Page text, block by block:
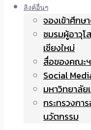
ลิงค์อื่นๆ
จองเข้าศึกษ
ชมรมผู้อาวุโ
เชียงใหม่
สื่อของคณะฯ
Social
มหาวิทยาลัย
กระทรวงกา
นวัตกรรม